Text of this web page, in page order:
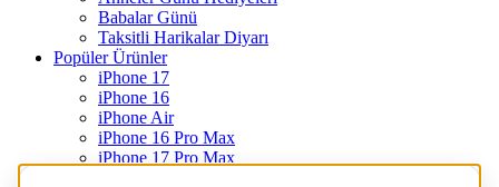
Babalar Günü
Taksitli Harikalar Diyarı
Popüler Ürünler
iPhone 17
iPhone 16
iPhone Air
iPhone 16 Pro Max
iPhone 17 Pro Max